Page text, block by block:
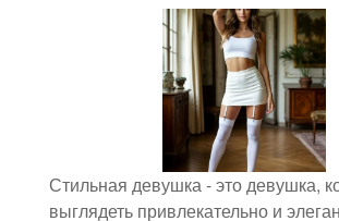
Стильная девушка - это девушка,
выглядеть привлекательно и